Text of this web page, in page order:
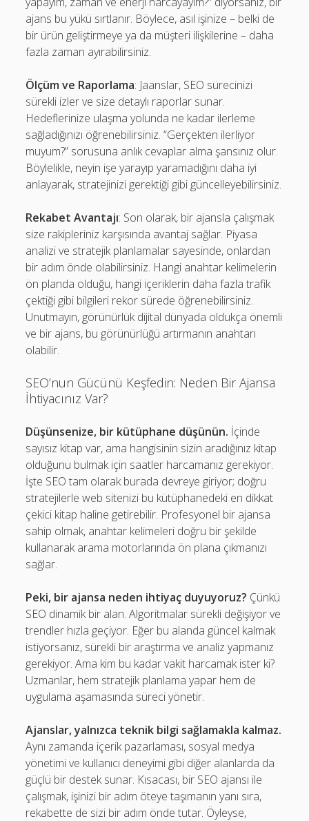
ajans bu yükü sırtlanır. Böylece, asıl işinize – belki de
bir ürün geliştirmeye ya da müşteri ilişkilerine – daha
fazla zaman ayırabilirsiniz.
Ölçüm ve Raporlama: Jaanslar, SEO sürecinizi
sürekli izler ve size detaylı raporlar sunar.
Hedeflerinize ulaşma yolunda ne kadar ilerleme
sağladığınızı öğrenebilirsiniz. “Gerçekten ilerliyor
muyum?” sorusuna anlık cevaplar alma şansınız olur.
Böylelikle, neyin işe yarayıp yaramadığını daha iyi
anlayarak, stratejinizi gerektiği gibi güncelleyebilirsiniz.
Rekabet Avantajı: Son olarak, bir ajansla çalışmak
size rakipleriniz karşısında avantaj sağlar. Piyasa
analizi ve stratejik planlamalar sayesinde, onlardan
bir adım önde olabilirsiniz. Hangi anahtar kelimelerin
ön planda olduğu, hangi içeriklerin daha fazla trafik
çektiği gibi bilgileri rekor sürede öğrenebilirsiniz.
Unutmayın, görünürlük dijital dünyada oldukça önemli
ve bir ajans, bu görünürlüğü artırmanın anahtarı
olabilir.
SEO’nun Gücünü Keşfedin: Neden Bir Ajansa
İhtiyacınız Var?
Düşünsenize, bir kütüphane düşünün. İçinde
sayısız kitap var, ama hangisinin sizin aradığınız kitap
olduğunu bulmak için saatler harcamanız gerekiyor.
İşte SEO tam olarak burada devreye giriyor; doğru
stratejilerle web sitenizi bu kütüphanedeki en dikkat
çekici kitap haline getirebilir. Profesyonel bir ajansa
sahip olmak, anahtar kelimeleri doğru bir şekilde
kullanarak arama motorlarında ön plana çıkmanızı
sağlar.
Peki, bir ajansa neden ihtiyaç duyuyoruz? Çünkü
SEO dinamik bir alan. Algoritmalar sürekli değişiyor ve
trendler hızla geçiyor. Eğer bu alanda güncel kalmak
istiyorsanız, sürekli bir araştırma ve analiz yapmanız
gerekiyor. Ama kim bu kadar vakit harcamak ister ki?
Uzmanlar, hem stratejik planlama yapar hem de
uygulama aşamasında süreci yönetir.
Ajanslar, yalnızca teknik bilgi sağlamakla kalmaz.
Aynı zamanda içerik pazarlaması, sosyal medya
yönetimi ve kullanıcı deneyimi gibi diğer alanlarda da
güçlü bir destek sunar. Kısacası, bir SEO ajansı ile
çalışmak, işinizi bir adım öteye taşımanın yanı sıra,
rekabette de sizi bir adım önde tutar. Öyleyse,